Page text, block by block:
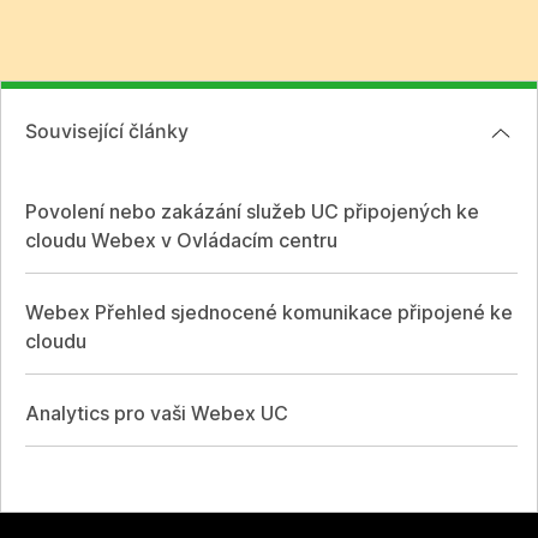
Související články
Povolení nebo zakázání služeb UC připojených ke
cloudu Webex v Ovládacím centru
Webex Přehled sjednocené komunikace připojené ke
cloudu
Analytics pro vaši Webex UC